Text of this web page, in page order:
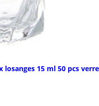
15 ml 50 pcs verre